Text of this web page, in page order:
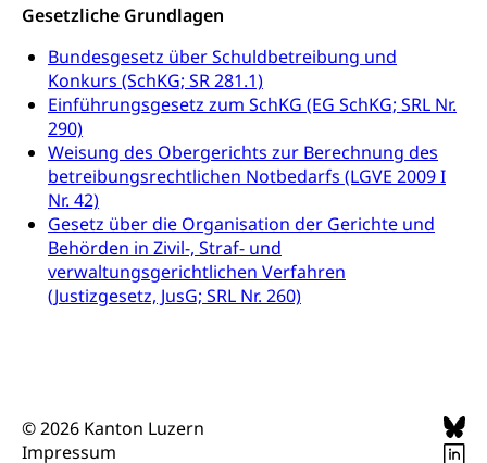
Gesetzliche Grundlagen
Bundesgesetz über Schuldbetreibung und
Konkurs (SchKG; SR 281.1)
Einführungsgesetz zum SchKG (EG SchKG; SRL Nr.
290)
Weisung des Obergerichts zur Berechnung des
betreibungsrechtlichen Notbedarfs (LGVE 2009 I
Nr. 42)
Gesetz über die Organisation der Gerichte und
Behörden in Zivil-, Straf- und
verwaltungsgerichtlichen Verfahren
(Justizgesetz, JusG; SRL Nr. 260)
© 2026 Kanton Luzern
Impressum
Sonderschulung
Musikschulen
Schulferien
Schuldienste
Schulliste
Heilpädagogische Schulen
Freiwilliger Schulsport
Studienbeiträge Höhere Berufsbildung
Finanzielle Unterstützung Pädagogische
Hochschule PHLU
Stipendien Hochschule Luzern hslu
Weiterbildung, Forschung, Entwicklung,
Fachhochschule Zentralschweiz, HSLU,
Pädagogische Hochschule Luzern, PH Luzern, UniLU,
swissuniversities (Dachorganisation der Schweizer
Hochschulen)
swissuniversities
Fachstelle Hochschulbildung
Vorschule
Kindergarten, Kinderkrippe, Krippe, Kinderhort,
Kindertagesstätte, Spielgruppe, Tagesmutter,
Freiwilliges Kindergarten Jahr
Kinderbetreuung
Frühe Förderung
Konsumentenrechte, Produktsicherheit,
Preisüberwachung, Preisüberwacher,